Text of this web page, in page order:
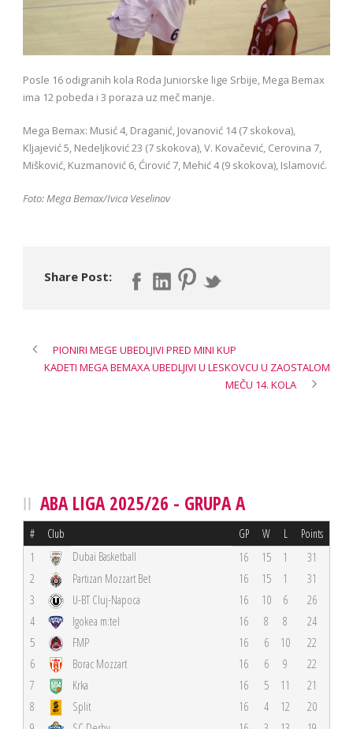
Posle 16 odigranih kola Roda Juniorske lige Srbije, Mega Bemax
ima 12 pobeda i 3 poraza uz meč manje.
Mega Bemax: Musić 4, Draganić, Jovanović 14 (7 skokova),
Kljajević 5, Nedeljković 23 (7 skokova), V. Kovačević, Cerovina 7,
Mišković, Kuzmanović 6, Ćirović 7, Mehić 4 (9 skokova), Islamović.
Foto: Mega Bemax/Ivica Veselinov
Share Post:
PIONIRI MEGE UBEDLJIVI PRED MINI KUP
KADETI MEGA BEMAXA UBEDLJIVI U LESKOVCU U ZAOSTALOM
MEČU 14. KOLA
ABA LIGA 2025/26 - GRUPA A
# Club GP W L Points
1 Dubai Basketball 16 15 1
31
2
Partizan Mozzart Bet 16 15 1
31
3
U-BT Cluj-Napoca 16 10 6
26
4
Igokea m:tel 16 8 8
24
5
FMP 16 6 10
22
6
Borac Mozzart 16 6 9
22
7
Krka 16 5 11
21
8
Split 16 4 12
20